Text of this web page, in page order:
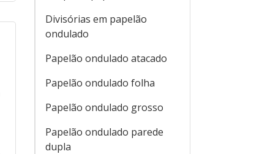
Divisórias em papelão
ondulado
Papelão ondulado atacado
Papelão ondulado folha
Papelão ondulado grosso
Papelão ondulado parede
dupla